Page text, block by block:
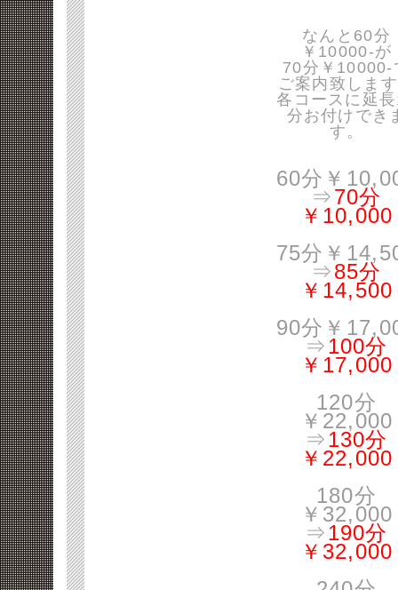
なんと60分
￥10000-が
70分￥10000-
ご案内致しま
各コースに延
分お付けでき
す。
60分￥
⇒70分
￥10,000
75分￥
⇒85分
￥14,500
90分￥
⇒100分
￥17,000
120分
￥22,000
⇒130分
￥22,000
180分
￥32,000
⇒190分
￥32,000